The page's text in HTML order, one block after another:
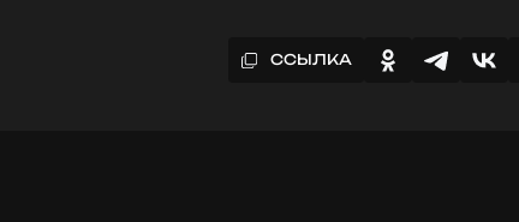
ССЫЛКА